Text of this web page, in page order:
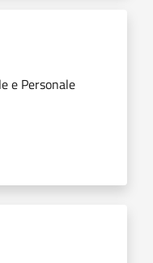
e Personale